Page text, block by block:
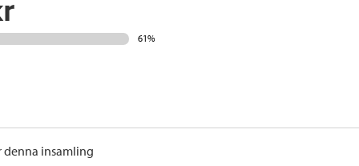
61%
denna insamling